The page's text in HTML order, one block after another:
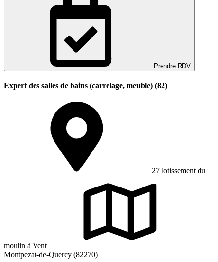
Prendre RDV
Expert des salles de bains (carrelage, meuble) (82)
27 lotissement du
moulin à Vent
Montpezat-de-Quercy (82270)